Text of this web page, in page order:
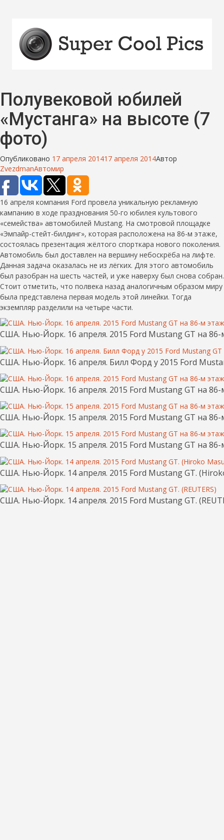
Полувековой юбилей
«Мустанга» на высоте (7
фото)
Опубликовано 17 апреля 201417 апреля 2014Автор
ZvezdmanАвтомир
16 апреля компания Ford провела уникальную рекламную
кампанию в ходе празднования 50-го юбилея культового
«семейства» автомобилей Mustang. На смотровой площадке
«Эмпайр-стейт-билдинг», которая расположена на 86-м этаже,
состоялась презентация жёлтого спорткара нового поколения.
Автомобиль был доставлен на вершину небоскрёба на лифте.
Данная задача оказалась не из лёгких. Для этого автомобиль
был разобран на шесть частей, и уже наверху был снова собран.
Стоит отметить, что полвека назад аналогичным образом миру
была представлена первая модель этой линейки. Тогда
экземпляр разделили на четыре части.
США. Нью-Йорк. 16 апреля. 2015 Ford Mustang GT на 86-
США. Нью-Йорк. 16 апреля. Билл Форд у 2015 Ford
США. Нью-Йорк. 16 апреля. 2015 Ford Mustang GT на 86-
США. Нью-Йорк. 15 апреля. 2015 Ford Mustang GT на 86-
США. Нью-Йорк. 15 апреля. 2015 Ford Mustang GT на 86-
США. Нью-Йорк. 14 апреля. 2015 Ford Mustang GT.
США. Нью-Йорк. 14 апреля. 2015 Ford Mustang GT.